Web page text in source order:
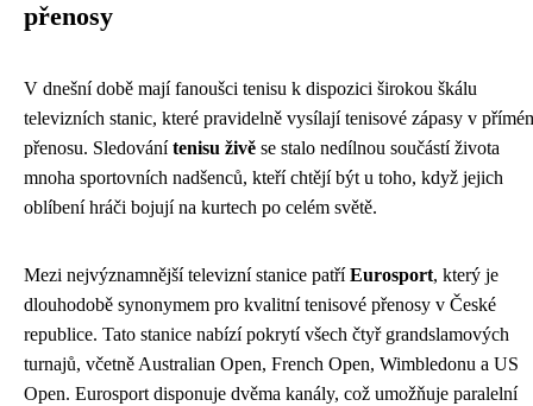
přenosy
V dnešní době mají fanoušci tenisu k dispozici širokou škálu
televizních stanic, které pravidelně vysílají tenisové zápasy v
přenosu. Sledovánítenisu živě se stalo nedílnou součástí života
mnoha sportovních nadšenců, kteří chtějí být u toho, když jejich
oblíbení hráči bojují na kurtech po celém světě.
Mezi nejvýznamnější televizní stanice patříEurosport, který je
dlouhodobě synonymem pro kvalitní tenisové přenosy v České
republice. Tato stanice nabízí pokrytí všech čtyř grandslamových
turnajů, včetně Australian Open, French Open, Wimbledonu a US
Open. Eurosport disponuje dvěma kanály, což umožňuje paralelní